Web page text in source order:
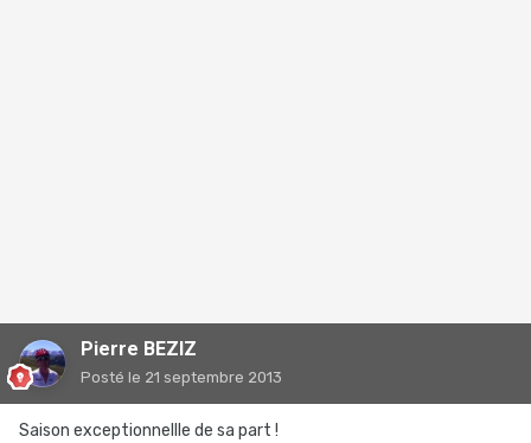
Pierre BEZIZ
Posté le 21 septembre 2013
Saison exceptionnellle de sa part !